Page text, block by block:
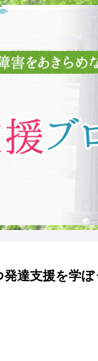
発達支援を学